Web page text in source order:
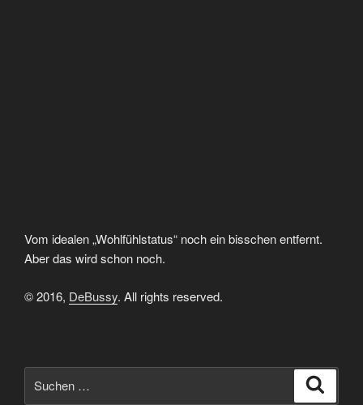
Vom idealen „Wohlfühlstatus“ noch ein bisschen entfernt.
Aber das wird schon noch.
© 2016, DeBussy. All rights reserved.
nach: